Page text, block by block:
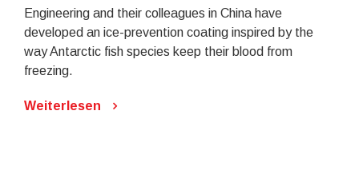
Engineering and their colleagues in China have
developed an ice-prevention coating inspired by the
way Antarctic fish species keep their blood from
freezing.
Weiterlesen